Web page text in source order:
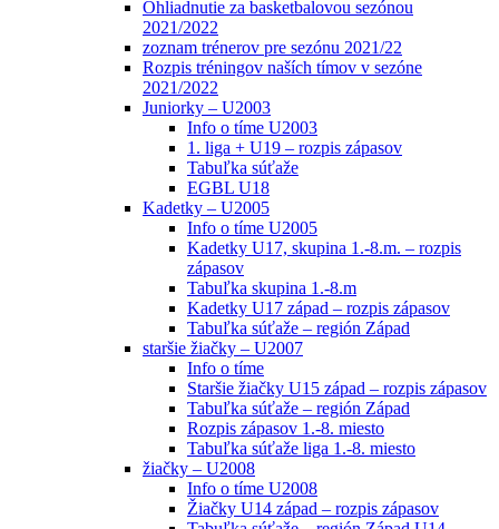
Ohliadnutie za basketbalovou sezónou
2021/2022
zoznam trénerov pre sezónu 2021/22
Rozpis tréningov naších tímov v sezóne
2021/2022
Juniorky – U2003
Info o tíme U2003
1. liga + U19 – rozpis zápasov
Tabuľka súťaže
EGBL U18
Kadetky – U2005
Info o tíme U2005
Kadetky U17, skupina 1.-8.m. – rozpis
zápasov
Tabuľka skupina 1.-8.m
Kadetky U17 západ – rozpis zápasov
Tabuľka súťaže – región Západ
staršie žiačky – U2007
Info o tíme
Staršie žiačky U15 západ – rozpis zápasov
Tabuľka súťaže – región Západ
Rozpis zápasov 1.-8. miesto
Tabuľka súťaže liga 1.-8. miesto
žiačky – U2008
Info o tíme U2008
Žiačky U14 západ – rozpis zápasov